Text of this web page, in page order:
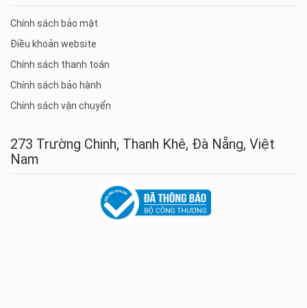
Chính sách bảo mật
Điều khoản website
Chính sách thanh toán
Chính sách bảo hành
Chính sách vận chuyển
273 Trường Chinh, Thanh Khê, Đà Nẵng, Việt
Nam